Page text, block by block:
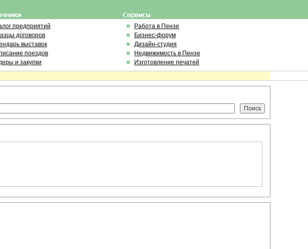
предприятий
договоров
выставок
поездов
и закупки
Работа в Пензе
Бизнес-форум
Дизайн-студия
Недвижимость в Пензе
Изготовление печатей